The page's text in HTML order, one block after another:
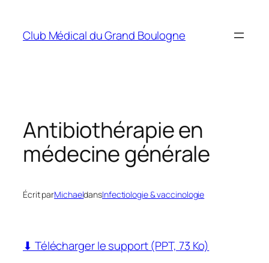
contenu
Club Médical du Grand Boulogne
Antibiothérapie en
médecine générale
Écrit parMichaeldansInfectiologie & vaccinologie
⬇ Télécharger le support (PPT, 73 Ko)